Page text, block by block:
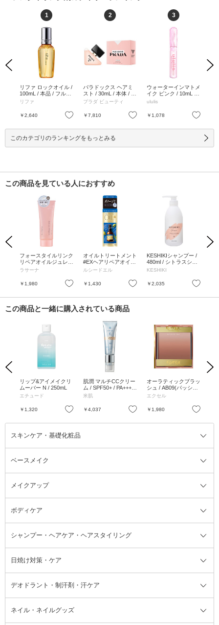
Previous
お気に入り
1
リファ ロックオイル /
100mL / 本品 / フルー
ティフローラル / 100
リファ
￥2,640 お気に入り
2
パラドックス ヘアミ
スト / 30mL / 本体 / 30
mL
プラダ ビューティ
￥7,810 お気に入り
3
ウォーターインマトメ
イク ピンク / 10mL /
メルティフルール / 10
ululis
￥1,078
Next
このカテゴリのランキングをもっとみる
この商品を見ている人におすすめ
Previous
お気に入り
フォースタイルリンク
リペアオイルジュレ /
本体 / 60g
ラサーナ
￥1,980 お気に入り
オイルトリートメント
#EXヘアリペアオイル
/ 本体 / 60ml
ルシードエル
￥1,430 お気に入り
KESHIKIシャンプー /
480ml / シトラスシャ
ボンムスクの香り
KESHIKI
￥2,035
Next
この商品と一緒に購入されている商品
Previous
お気に入り
リップ&アイメイクリ
ムーバー N / 250mL
エチュード
￥1,320 お気に入り
肌潤 マルチCCクリー
ム / SPF50+ / PA++++
/ 本体 / 00 ライトベー
米肌
￥4,037 お気に入り
オーラティックブラッ
シュ / AB09(パッショ
ンティー) / 8g
エクセル
￥1,980
Next
スキンケア・基礎化粧品
スキンケア・基礎化粧品全て
洗顔料
美容液
オールインワン化粧品 フェイスクリーム
フェイスオイル・バーム
ブースター・導入液
洗い流すパック・マスク
ベースメイク
ベースメイク全て
BBクリーム
コンシーラー ファンデーション
フェイスパウダー
メイクアップ
メイクアップ全て
まつげ美容液 つけまつげ
アイシャドウ
アイブロウ・眉マスカラ
チーク
ボディケア
ボディケア全て
ボディソープ・ハンドソープ・石
けん
ボディケア
レッグ・フットケア
バストケア
シャンプー・ヘアケア・ヘアスタイリング
シャンプー・ヘアケア・ヘアスタ
イリング全て
洗い流さないトリートメント
ヘアスタイリング剤
日焼け対策・ケア
日焼け対策・ケア全て
サンオイル・タンニング
デオドラント・制汗剤・汗ケア
デオドラント・制汗剤・汗ケア全
て
ネイル・ネイルグッズ